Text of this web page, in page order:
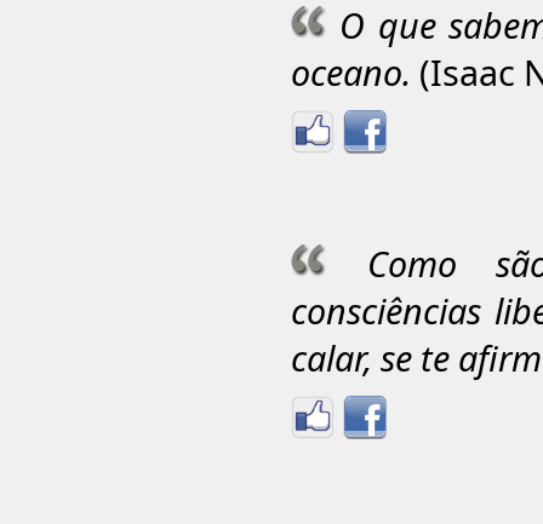
O que
oceano. (Isaac
Como
consciências
calar, se te